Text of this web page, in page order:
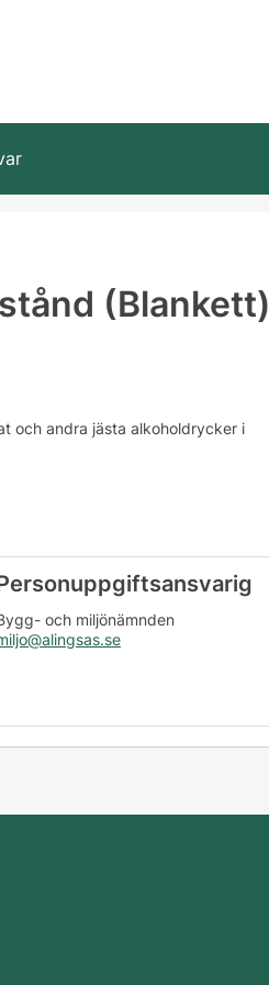
(Blankett)
och andra jästa alkoholdrycker i
och miljönämnden